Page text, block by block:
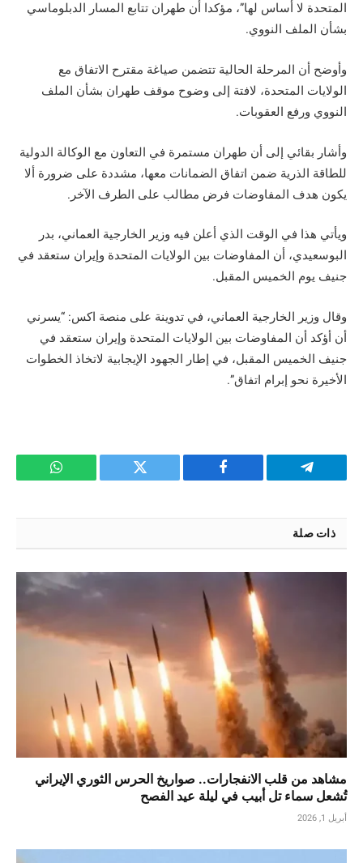
المتحدة لا أساس لها”، مؤكدا أن طهران تتابع المسار الدبلوماسي
بشأن الملف النووي.
وأوضح أن المرحلة الحالية تتضمن صياغة مقترح الاتفاق مع
الولايات المتحدة، لافتة إلى وضوح موقف طهران بشأن الملف
النووي ورفع العقوبات.
وأشار بقائي إلى أن طهران مستمرة في التعاون مع الوكالة الدولية
للطاقة الذرية ضمن اتفاق الضمانات معها، مشددة على ضرورة ألا
يكون هدف المفاوضات فرض مطالب على الطرف الآخر.
ويأتي هذا في الوقت الذي أعلن فيه وزير الخارجية العماني، بدر
البوسعيدي، أن المفاوضات بين الولايات المتحدة وإيران ستعقد في
جنيف يوم الخميس المقبل.
وقال وزير الخارجية العماني، في تدوينة على منصة اكس: “يسرني
أن أؤكد أن المفاوضات بين الولايات المتحدة وإيران ستعقد في
جنيف الخميس المقبل، في إطار الجهود الإيجابية لاتخاذ الخطوات
الأخيرة نحو إبرام اتفاق”.
تيلقرام فيسبوك تويتر واتساب
ذات صلة
مشاهد من قلب الانفجارات.. صواريخ الحرس الثوري الإيراني
تُشعل سماء تل أبيب في ليلة عيد الفصح
أبريل 1, 2026